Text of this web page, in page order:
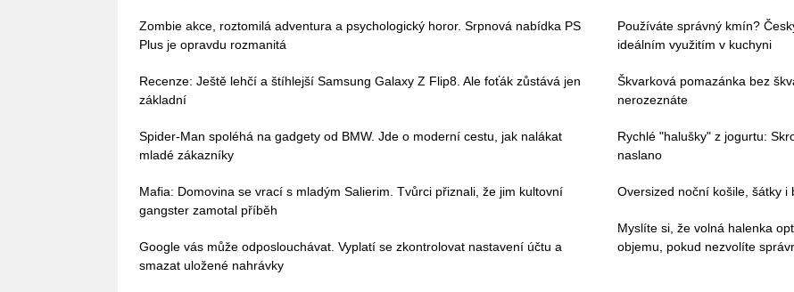
Zombie akce, roztomilá adventura a psychologický horor. Srpnová nabídka PS
Plus je opravdu rozmanitá
Recenze: Ještě lehčí a štíhlejší Samsung Galaxy Z Flip8. Ale foťák zůstává jen
základní
Spider-Man spoléhá na gadgety od BMW. Jde o moderní cestu, jak nalákat
mladé zákazníky
Mafia: Domovina se vrací s mladým Salierim. Tvůrci přiznali, že jim kultovní
gangster zamotal příběh
Google vás může odposlouchávat. Vyplatí se zkontrolovat nastavení účtu a
smazat uložené nahrávky
Používáte správný kmín?
ideálním využitím v kuchyni
Škvarková pomazánka bez
nerozeznáte
Rychlé "halušky" z jogurtu:
naslano
Oversized noční košile, šátky i
Myslíte si, že volná halenka
objemu, pokud nezvolíte